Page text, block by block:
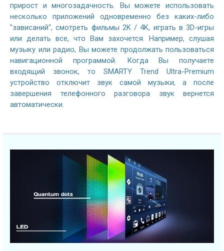
прирост и многозадачность. Вы можете использовать
несколько приложений одновременно без каких-либо
"зависаний", смотреть фильмы 2K / 4K, играть в 3D-игры
или делать все, что Вам захочется. Например, слушая
музыку или радио, Вы можете продолжать пользоваться
навигационной программой. Когда Вы получаете
входящий звонок, то SMARTY Trend Ultra-Premium
устройство отключит звук самой музыки, а после
завершения телефонного разговора звук вернется
автоматически.